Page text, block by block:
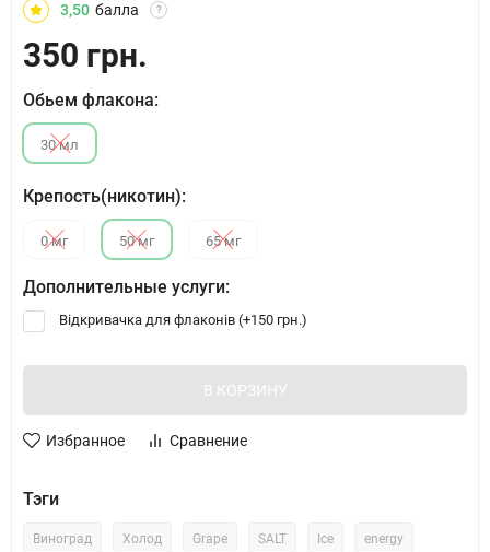
3,50 балла ?
350 грн.
Обьем флакона:
30 мл
Крепость(никотин):
0 мг 50 мг 65 мг
Дополнительные услуги:
Відкривачка для флаконів (+150 грн.)
В КОРЗИНУ
Избранное Сравнение
Тэги
Виноград Холод Grape SALT Ice energy